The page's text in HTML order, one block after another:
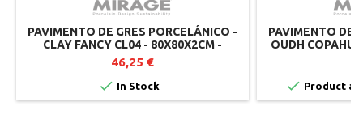
PAVIMENTO DE GRES PORCELÁNICO -
CLAY FANCY CL04 - 80X80X2CM -
MIRAGE
46,25 €
 In Stock
PAVIMENTO DE
OUDH COPAHU
 Product